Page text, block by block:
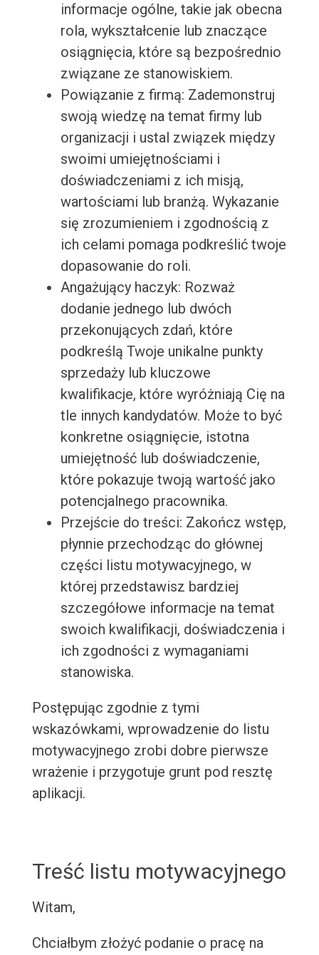
informacje ogólne, takie jak obecna
rola, wykształcenie lub znaczące
osiągnięcia, które są bezpośrednio
związane ze stanowiskiem.
Powiązanie z firmą: Zademonstruj
swoją wiedzę na temat firmy lub
organizacji i ustal związek między
swoimi umiejętnościami i
doświadczeniami z ich misją,
wartościami lub branżą. Wykazanie
się zrozumieniem i zgodnością z
ich celami pomaga podkreślić twoje
dopasowanie do roli.
Angażujący haczyk: Rozważ
dodanie jednego lub dwóch
przekonujących zdań, które
podkreślą Twoje unikalne punkty
sprzedaży lub kluczowe
kwalifikacje, które wyróżniają Cię na
tle innych kandydatów. Może to być
konkretne osiągnięcie, istotna
umiejętność lub doświadczenie,
które pokazuje twoją wartość jako
potencjalnego pracownika.
Przejście do treści: Zakończ wstęp,
płynnie przechodząc do głównej
części listu motywacyjnego, w
której przedstawisz bardziej
szczegółowe informacje na temat
swoich kwalifikacji, doświadczenia i
ich zgodności z wymaganiami
stanowiska.
Postępując zgodnie z tymi
wskazówkami, wprowadzenie do listu
motywacyjnego zrobi dobre pierwsze
wrażenie i przygotuje grunt pod resztę
aplikacji.
Treść listu motywacyjnego
Witam,
Chciałbym złożyć podanie o pracę na